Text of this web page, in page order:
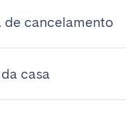
de cancelamento
casa